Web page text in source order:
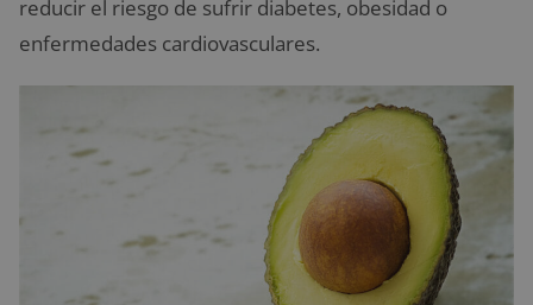
reducir el riesgo de sufrir diabetes, obesidad o
enfermedades cardiovasculares.